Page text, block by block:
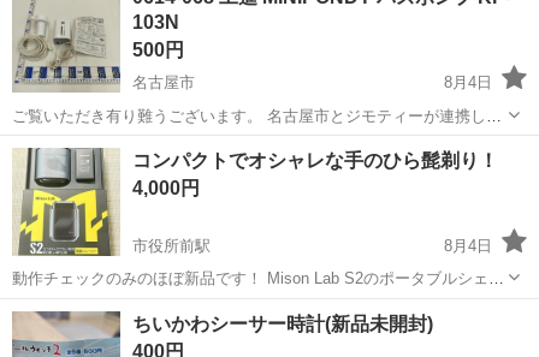
ットへお持ち込...103N
500円
名古屋市
8月4日
ご覧いただき有り難うございます。 名古屋市とジモティーが連携して
運営しています。 粗⼤ごみ等の減量を⽬的にまだ使えるものをリユー
スしています。 ★★★★★ ご自宅にある不要品を是非ジモティースポ
ットへお持ち込...
愛知 名古屋市 生活家電
コンパクトでオシャレな手のひら髭剃り！
4,000円
市役所前駅
8月4日
動作チェックのみのほぼ新品です！ Mison Lab S2のポータブルシェー
バー ！ 保証期間（2027年7月20日までメーカー保証） 持ち運びに便利
で日常生活や旅行に最適！ 長さ：8cm 重さ：90g 進化した3...
愛知 豊橋市 市役所前駅 生活家電
ちいかわシーサー時計(新品未開封)
400円